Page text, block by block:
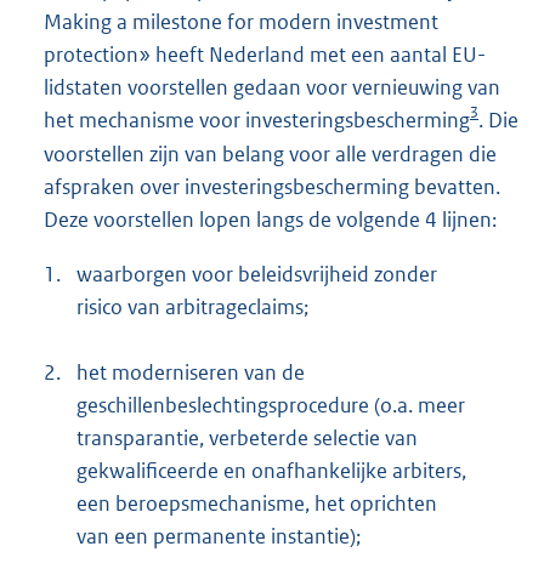
Making a milestone for modern investment
protection» heeft Nederland met een aantal EU-
lidstaten voorstellen gedaan voor vernieuwing van
het mechanisme voor investeringsbescherming3. Die
voorstellen zijn van belang voor alle verdragen die
afspraken over investeringsbescherming bevatten.
Deze voorstellen lopen langs de volgende 4 lijnen:
1. waarborgen voor beleidsvrijheid zonder
risico van arbitrageclaims;
2.
het moderniseren van de
geschillenbeslechtingsprocedure (o.a. meer
transparantie, verbeterde selectie van
gekwalificeerde en onafhankelijke arbiters,
een beroepsmechanisme, het oprichten
van een permanente instantie);